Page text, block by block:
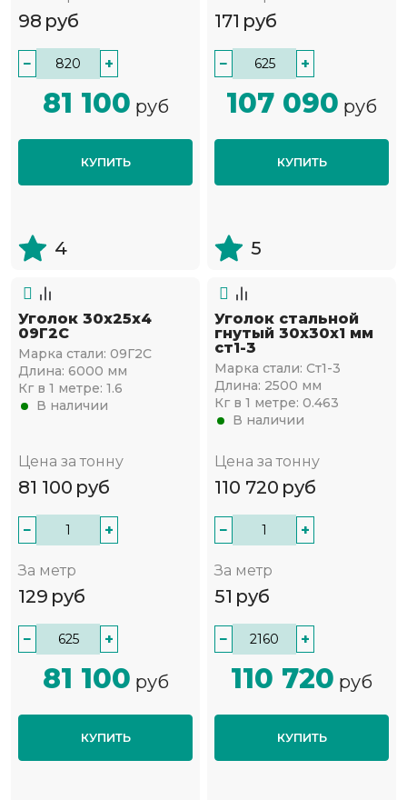
98 руб
− +
81 100 руб
КУПИТЬ
4
171 руб
− +
107 090 руб
КУПИТЬ
5
Уголок 30х25х4
09Г2С
Марка стали: 09Г2С
Длина: 6000 мм
Кг в 1 метре: 1.6
В наличии
Цена за тонну
81 100 руб
− +
За метр
129 руб
− +
81 100 руб
КУПИТЬ
Уголок стальной
гнутый 30х30x1 мм
ст1-3
Марка стали: Ст1-3
Длина: 2500 мм
Кг в 1 метре: 0.463
В наличии
Цена за тонну
110 720 руб
− +
За метр
51 руб
− +
110 720 руб
КУПИТЬ